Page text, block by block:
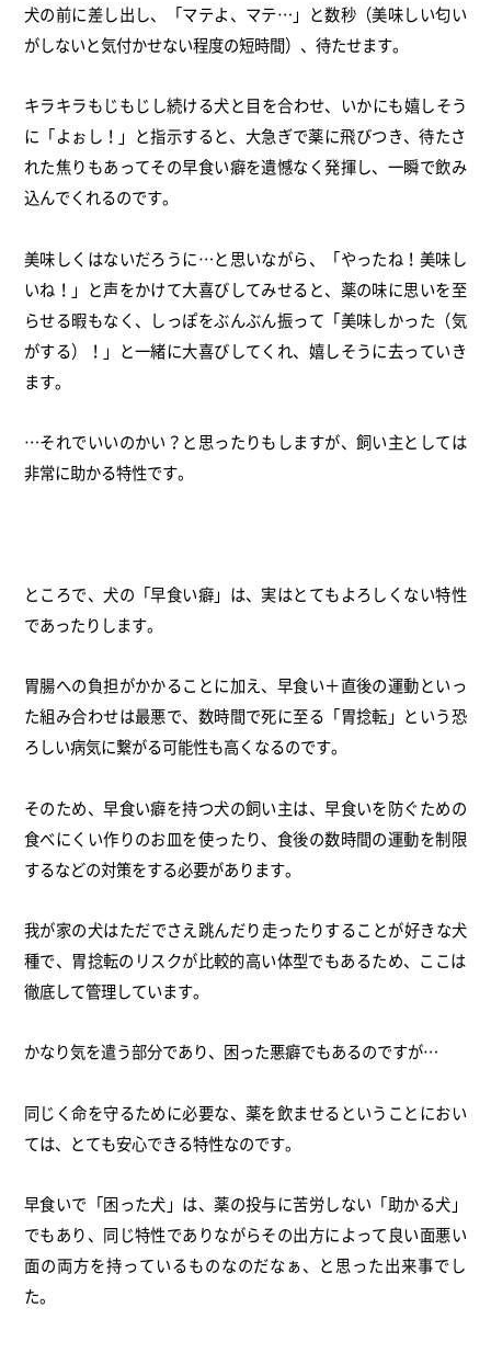
犬の前に差し出し、「マテよ、マテ…」と数秒（美味しい匂い
がしないと気付かせない程度の短時間）、 待たせます。
キラキラもじもじし続ける犬と目を合わせ、いかにも嬉しそう
に「よぉし！」と指示すると、大急ぎで薬に飛びつき、待たさ
れた焦りもあってその早食い癖を遺憾なく発揮し、 一瞬で飲み
込んでくれるのです。
美味しくはないだろうに…と思いながら、「やったね！ 美味し
いね！」と声をかけて大喜びしてみせると、 薬の味に思いを至
らせる暇もなく、しっぽをぶんぶん振って「美味しかった（気
がする）！」と一緒に大喜びしてくれ、 嬉しそうに去っていき
ます。
…それでいいのかい？と思ったりもしますが、飼い主としては
非常に助かる特性です。
ところで、犬の「早食い癖」は、 実はとてもよろしくない特性
であったりします。
胃腸への負担がかかることに加え、早食い＋直後の運動といっ
た組み合わせは最悪で、数時間で死に至る「胃捻転」という恐
ろしい病気に繋がる可能性も高くなるのです。
そのため、早食い癖を持つ犬の飼い主は、早食いを防ぐための
食べにくい作りのお皿を使ったり、 食後の数時間の運動を制限
するなどの対策をする必要があります。
我が家の犬はただでさえ跳んだり走ったりすることが好きな犬
種で、胃捻転のリスクが比較的高い体型でもあるため、 ここは
徹底して管理しています。
かなり気を遣う部分であり、困った悪癖でもあるのですが…
同じく命を守るために必要な、 薬を飲ませるということにおい
ては、 とても安心できる特性なのです。
早食いで「困った犬」は、薬の投与に苦労しない「助かる犬」
でもあり、 同じ特性でありながらその出方によって良い面悪い
面の両方を持っているものなのだなぁ、と思った出来事でし
た。